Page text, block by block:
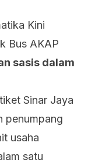
Kini
Bus AKAP
sasis dalam
Sinar Jaya
penumpang
usaha
satu